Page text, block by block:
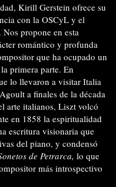
Kirill Gerstein ofrece su
con la OSCyL y el
propone en esta
romántico y profunda
que ha ocupado un
primera parte. En
lo llevaron a visitar Italia
a finales de la década
arte italianos, Liszt volcó
en 1858 la espiritualidad
escritura visionaria que
del piano, y condensó
de Petrarca, lo que
más introspectivo